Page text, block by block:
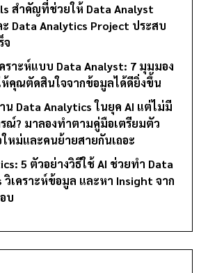
สำคัญที่ช่วยให้ Data Analyst
ะ Data Analytics Project ประสบ
จ
ราะห์แบบ Data Analyst: 7 มุมมอง
คุณตัดสินใจจากข้อมูลได้ดียิ่งขึ้น
น Data Analytics ในยุค AI แต่ไม่มี
ณ์? มาลองทำตามคู่มือเตรียมตัว
หม่และคนย้ายสายกันเถอะ
5 ตัวอย่างวิธีใช้ AI ช่วยทำ Data
วิเคราะห์ข้อมูล และหา Insight จาก
บ